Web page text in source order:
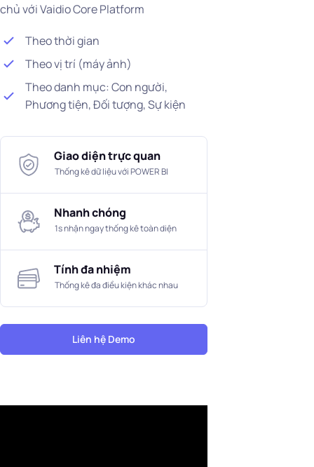
chủ với Vaidio Core Platform
Theo thời gian
Theo vị trí (máy ảnh)
Theo danh mục: Con người,
Phương tiện, Đối tượng, Sự kiện
Giao diện trực quan
Thống kê dữ liệu với POWER BI
Nhanh chóng
1s nhận ngay thống kê toàn diện
Tính đa nhiệm
Thống kê đa điều kiện khác nhau
Liên hệ Demo